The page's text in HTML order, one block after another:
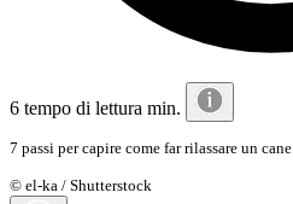
6 tempo di lettura min.
7 passi per capire come far rilassare un cane.
© el-ka / Shutterstock